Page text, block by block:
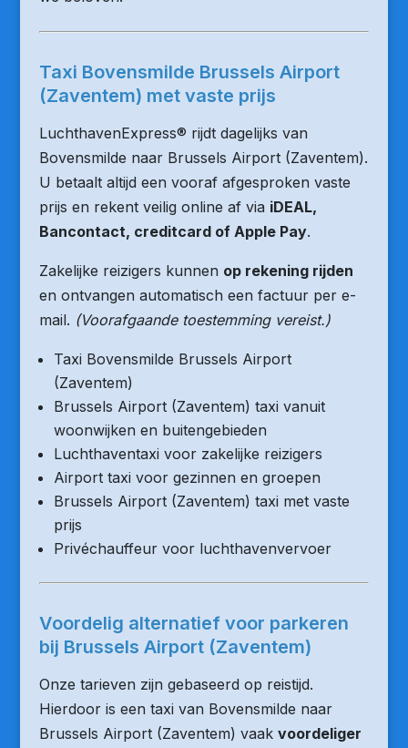
Taxi Bovensmilde Brussels Airport
(Zaventem) met vaste prijs
LuchthavenExpress® rijdt dagelijks van
Bovensmilde naar Brussels Airport (Zaventem).
U betaalt altijd een vooraf afgesproken vaste
prijs en rekent veilig online af via iDEAL,
Bancontact, creditcard of Apple Pay.
Zakelijke reizigers kunnen op rekening rijden
en ontvangen automatisch een factuur per e-
mail. (Voorafgaande toestemming vereist.)
Taxi Bovensmilde Brussels Airport
(Zaventem)
Brussels Airport (Zaventem) taxi vanuit
woonwijken en buitengebieden
Luchthaventaxi voor zakelijke reizigers
Airport taxi voor gezinnen en groepen
Brussels Airport (Zaventem) taxi met vaste
prijs
Privéchauffeur voor luchthavenvervoer
Voordelig alternatief voor parkeren
bij Brussels Airport (Zaventem)
Onze tarieven zijn gebaseerd op reistijd.
Hierdoor is een taxi van Bovensmilde naar
Brussels Airport (Zaventem) vaak voordeliger